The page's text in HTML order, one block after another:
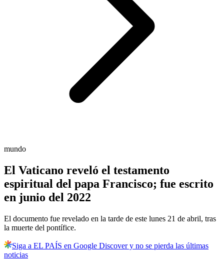
mundo
El Vaticano reveló el testamento
espiritual del papa Francisco; fue escrito
en junio del 2022
El documento fue revelado en la tarde de este lunes 21 de abril, tras
la muerte del pontífice.
Siga a EL PAÍS en Google Discover y no se pierda las últimas
noticias